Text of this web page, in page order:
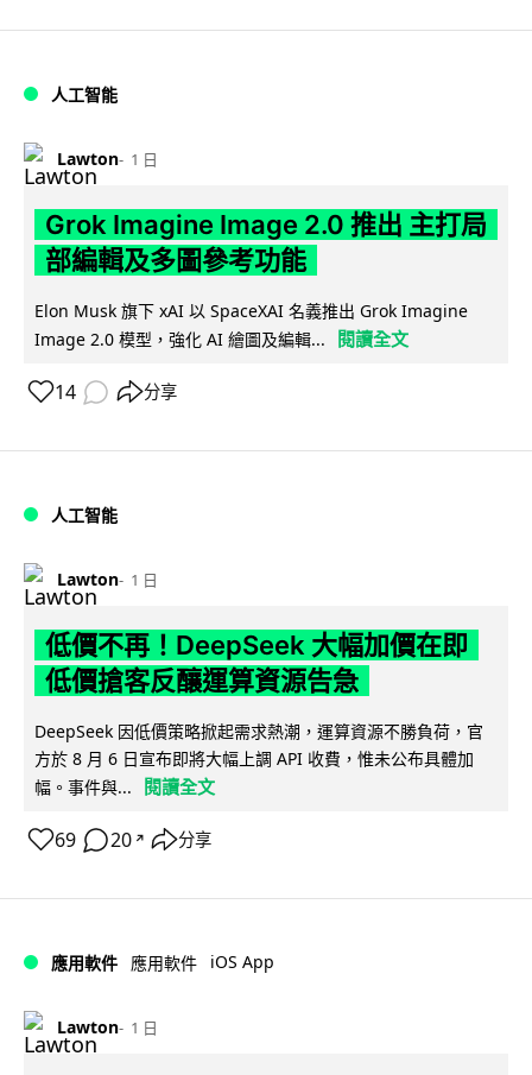
人工智能
Lawton 1 日
Grok Imagine Image 2.0 推出 主打局
部編輯及多圖參考功能
Elon Musk 旗下 xAI 以 SpaceXAI 名義推出 Grok Imagine
Image 2.0 模型，強化 AI 繪圖及編輯...
閱讀全文
14 分享
人工智能
Lawton 1 日
低價不再！DeepSeek 大幅加價在即
低價搶客反釀運算資源告急
DeepSeek 因低價策略掀起需求熱潮，運算資源不勝負荷，官
方於 8 月 6 日宣布即將大幅上調 API 收費，惟未公布具體加
幅。事件與...
閱讀全文
69 20 ↗ 分享
應用軟件 應用軟件 iOS App
Lawton 1 日